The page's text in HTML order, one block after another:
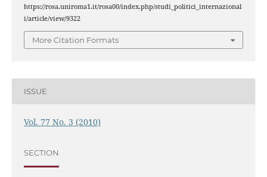
https://rosa.uniroma1.it/rosa00/index.php/studi_politici_internazional
i/article/view/9322
More Citation Formats
ISSUE
Vol. 77 No. 3 (2010)
SECTION